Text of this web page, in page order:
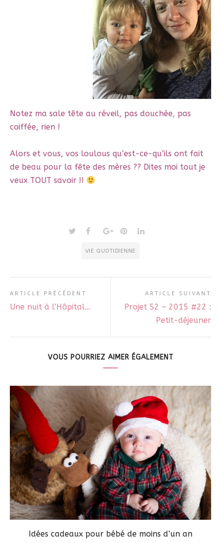
Notez ma sale tête au réveil, pas douchée, pas
coiffée, rien !
Alors et vous, vos loulous qu’est-ce-qu’ils ont fait
de beau pour la fête des mères ?? Dites moi tout je
veux TOUT savoir !!
VIE QUOTIDIENNE
ARTICLE PRÉCÉDENT
Une nuit à l’Hôpital…
ARTICLE SUIVANT
Projet 52 – 2015 #22 :
Petit-déjeuner
VOUS POURRIEZ AIMER ÉGALEMENT
Idées cadeaux pour bébé de moins d’un an